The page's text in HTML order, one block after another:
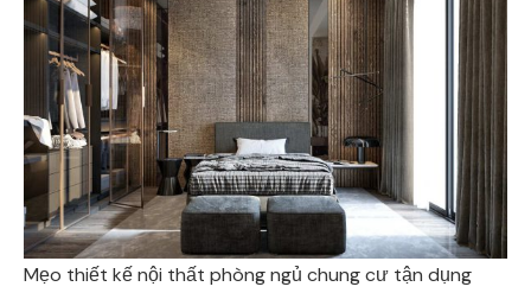
Mẹo thiết kế nội thất phòng ngủ chung cư tận dụng